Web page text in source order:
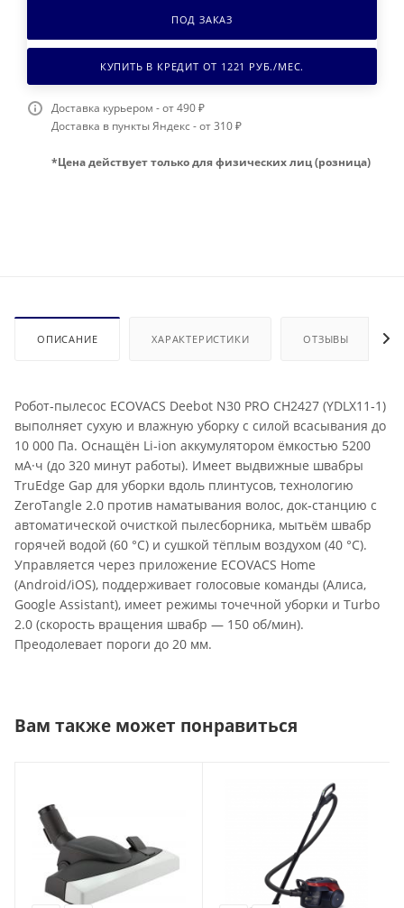
ПОД ЗАКАЗ
КУПИТЬ В КРЕДИТ ОТ 1221 РУБ./МЕС.
Доставка курьером - от 490 ₽
Доставка в пункты Яндекс - от 310 ₽
*Цена действует только для физических лиц (розница)
ОПИСАНИЕ ХАРАКТЕРИСТИКИ ОТЗЫВЫ
Робот‑пылесос ECOVACS Deebot N30 PRO CH2427 (YDLX11‑1)
выполняет сухую и влажную уборку с силой всасывания до
10 000 Па. Оснащён Li‑ion аккумулятором ёмкостью 5200
мА·ч (до 320 минут работы). Имеет выдвижные швабры
TruEdge Gap для уборки вдоль плинтусов, технологию
ZeroTangle 2.0 против наматывания волос, док‑станцию с
автоматической очисткой пылесборника, мытьём швабр
горячей водой (60 °C) и сушкой тёплым воздухом (40 °C).
Управляется через приложение ECOVACS Home
(Android/iOS), поддерживает голосовые команды (Алиса,
Google Assistant), имеет режимы точечной уборки и Turbo
2.0 (скорость вращения швабр — 150 об/мин).
Преодолевает пороги до 20 мм.
Вам также может понравиться